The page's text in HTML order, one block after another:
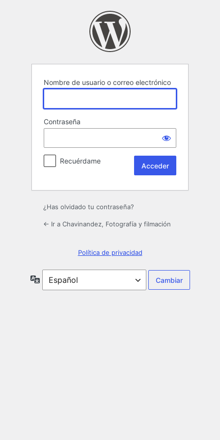
Nombre de usuario o correo electrónico
Contraseña
Recuérdame
¿Has olvidado tu contraseña?
← Ir a Chavinandez, Fotografía y filmación
Política de privacidad
Idioma